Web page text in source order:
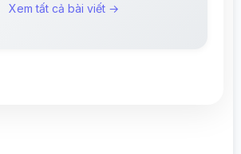
Xem tất cả bài viết →